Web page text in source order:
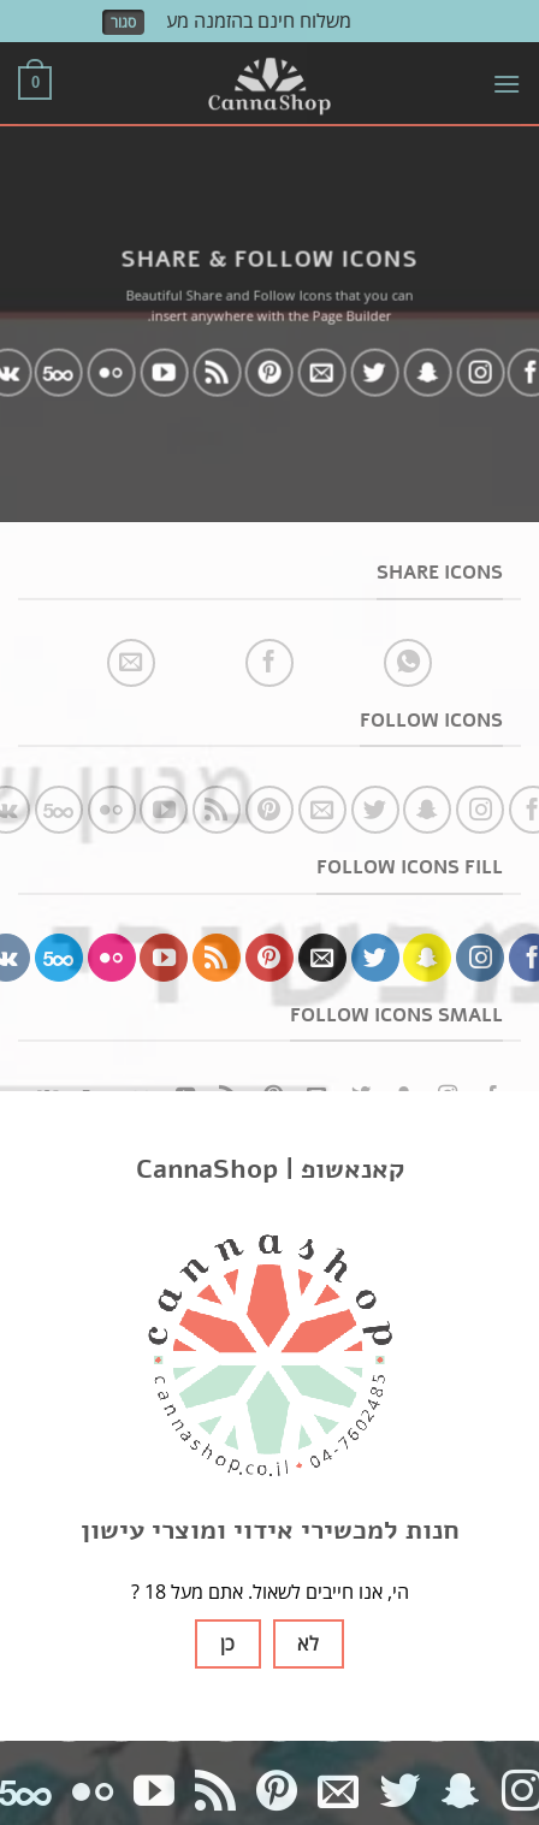
CannaShop | קאנאשופ
חנות למכשירי אידוי ומוצרי עישון
? הי, אנו חייבים לשאול. אתם מעל 18
כן
לא
משלוח חינם בהזמנה מעל 500 ש"ח! סגור
Skip
0
SHARE & FOLLOW ICONS
Beautiful Share and Follow Icons that you can
insert anywhere with the Page Builder.
SHARE ICONS
FOLLOW ICONS
FOLLOW ICONS FILL
FOLLOW ICONS SMALL
FOLLOW ICONS LARGER FILL
FOLLOW ICONS LARGE
FOLLOW ICONS DARK